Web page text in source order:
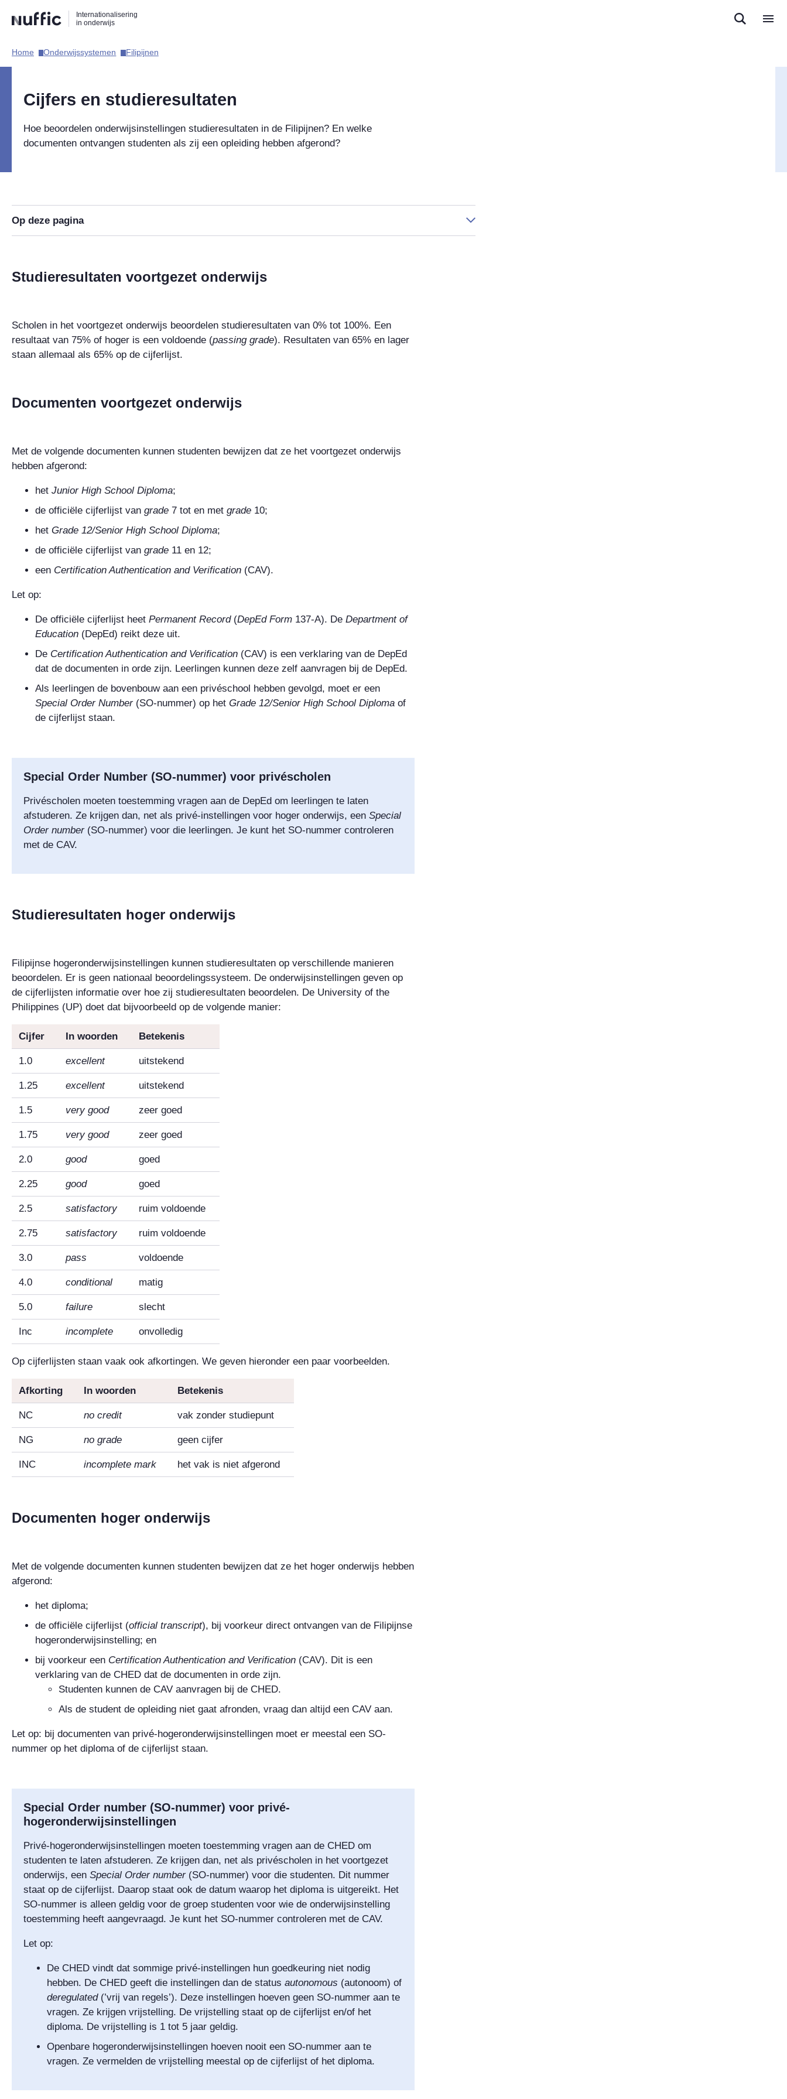
naar
zoekfunctie
naar
hoofdnavigatie
naar
inhoud
Internationalisering
in onderwijs
Hoofdnavigatie
Home​ Onderwijssystemen​ Filipijnen​
Cijfers en studieresultaten
Hoe beoordelen onderwijsinstellingen studieresultaten in de Filipijnen? En welke
documenten ontvangen studenten als zij een opleiding hebben afgerond?
Op deze pagina
Studieresultaten voortgezet onderwijs
Scholen in het voortgezet onderwijs beoordelen studieresultaten van 0% tot 100%. Een
resultaat van 75% of hoger is een voldoende (passing grade). Resultaten van 65% en lager
staan allemaal als 65% op de cijferlijst.
Documenten voortgezet onderwijs
Met de volgende documenten kunnen studenten bewijzen dat ze het voortgezet onderwijs
hebben afgerond:
het Junior High School Diploma;
de officiële cijferlijst van grade 7 tot en met grade 10;
het Grade 12/Senior High School Diploma;
de officiële cijferlijst van grade 11 en 12;
een Certification Authentication and Verification (CAV).
Let op:
De officiële cijferlijst heet Permanent Record(DepEd Form 137-A). De Department of
Education (DepEd) reikt deze uit.
De Certification Authentication and Verification (CAV) is een verklaring van de DepEd
dat de documenten in orde zijn. Leerlingen kunnen deze zelf aanvragen bij de DepEd.
Als leerlingen de bovenbouw aan een privéschool hebben gevolgd, moet er een
Special Order Number (SO-nummer) op het Grade 12/Senior High School Diploma of
de cijferlijst staan.
Special Order Number (SO-nummer) voor privéscholen
Privéscholen moeten toestemming vragen aan de DepEd om leerlingen te laten
afstuderen. Ze krijgen dan, net als privé-instellingen voor hoger onderwijs, een Special
Order number (SO-nummer) voor die leerlingen. Je kunt het SO-nummer controleren
met de CAV.
Studieresultaten hoger onderwijs
Filipijnse hogeronderwijsinstellingen kunnen studieresultaten op verschillende manieren
beoordelen. Er is geen nationaal beoordelingssysteem. De onderwijsinstellingen geven op
de cijferlijsten informatie over hoe zij studieresultaten beoordelen. De University of the
Philippines (UP) doet dat bijvoorbeeld op de volgende manier:
Cijfer In woorden Betekenis
1.0 excellent uitstekend
1.25 excellent uitstekend
1.5 very good zeer goed
1.75 very good zeer goed
2.0 good goed
2.25 good goed
2.5 satisfactory ruim voldoende
2.75 satisfactory ruim voldoende
3.0 pass voldoende
4.0 conditional matig
5.0 failure slecht
Inc incomplete onvolledig
Op cijferlijsten staan vaak ook afkortingen. We geven hieronder een paar voorbeelden.
Afkorting In woorden Betekenis
NC no credit vak zonder studiepunt
NG no grade geen cijfer
INC incomplete mark het vak is niet afgerond
Documenten hoger onderwijs
Met de volgende documenten kunnen studenten bewijzen dat ze het hoger onderwijs hebben
afgerond:
het diploma;
de officiële cijferlijst (official transcript), bij voorkeur direct ontvangen van de Filipijnse
hogeronderwijsinstelling; en
bij voorkeur een Certification Authentication and Verification (CAV). Dit is een
verklaring van de CHED dat de documenten in orde zijn.
Studenten kunnen de CAV aanvragen bij de CHED.
Als de student de opleiding niet gaat afronden, vraag dan altijd een CAV aan.
Let op: bij documenten van privé-hogeronderwijsinstellingen moet er meestal een SO-
nummer op het diploma of de cijferlijst staan.
Special Order number (SO-nummer) voor privé-
hogeronderwijsinstellingen
Privé-hogeronderwijsinstellingen moeten toestemming vragen aan de CHED om
studenten te laten afstuderen. Ze krijgen dan, net als privéscholen in het voortgezet
onderwijs, een Special Order number (SO-nummer) voor die studenten. Dit nummer
staat op de cijferlijst. Daarop staat ook de datum waarop het diploma is uitgereikt. Het
SO-nummer is alleen geldig voor de groep studenten voor wie de onderwijsinstelling
toestemming heeft aangevraagd. Je kunt het SO-nummer controleren met de CAV.
Let op:
De CHED vindt dat sommige privé-instellingen hun goedkeuring niet nodig
hebben. De CHED geeft die instellingen dan de status autonomous (autonoom) of
deregulated(’vrij van regels’). Deze instellingen hoeven geen SO-nummer aan te
vragen. Ze krijgen vrijstelling. De vrijstelling staat op de cijferlijst en/of het
diploma. De vrijstelling is 1 tot 5 jaar geldig.
Openbare hogeronderwijsinstellingen hoeven nooit een SO-nummer aan te
vragen. Ze vermelden de vrijstelling meestal op de cijferlijst of het diploma.